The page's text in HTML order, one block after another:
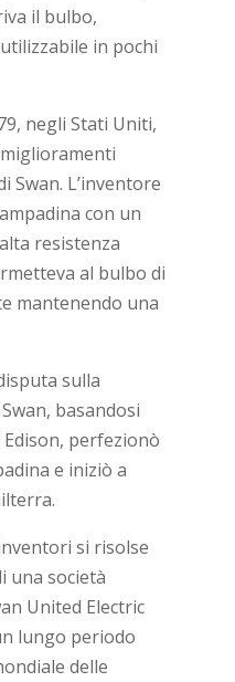
il bulbo,
in pochi
negli Stati Uniti,
Swan. L’inventore
con un
resistenza
al bulbo di
mantenendo una
sulla
basandosi
perfezionò
e iniziò a
si risolse
una società
United Electric
lungo periodo
delle